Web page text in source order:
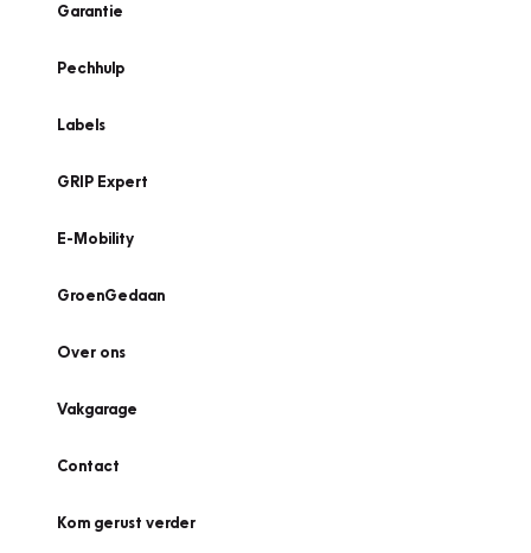
Garantie
Pechhulp
Labels
GRIP Expert
E-Mobility
GroenGedaan
Over ons
Vakgarage
Contact
Kom gerust verder